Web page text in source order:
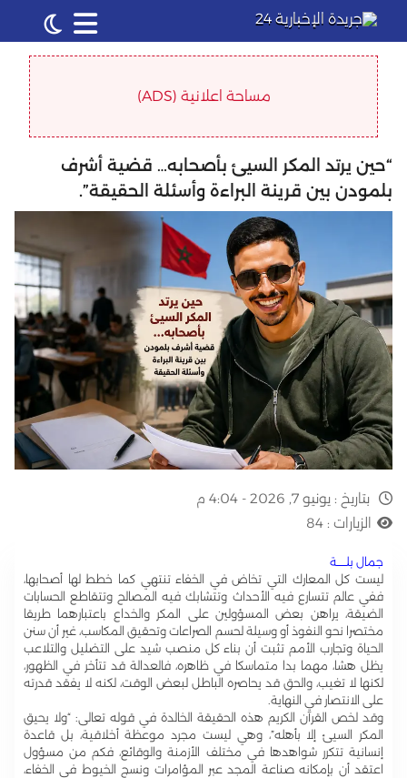
مساحة اعلانية (ADS)
“حين يرتد المكر السيئ بأصحابه… قضية أشرف
بلمودن بين قرينة البراءة وأسئلة الحقيقة”.
بتاريخ : يونيو 7, 2026 - 4:04 م
الزيارات : 84
جمال بلـــــة
ليست كل المعارك التي تخاض في الخفاء تنتهي كما خطط لها أصحابها،
ففي عالم تتسارع فيه الأحداث وتتشابك فيه المصالح وتتقاطع الحسابات
الضيقة، يراهن بعض المسؤولين على المكر والخداع باعتبارهما طريقا
مختصرا نحو النفوذ أو وسيلة لحسم الصراعات وتحقيق المكاسب، غير أن سنن
الحياة وتجارب الأمم تثبت أن بناء كل منصب شيد على التضليل والتلاعب
يظل هشا، مهما بدا متماسكا في ظاهره، فالعدالة قد تتأخر في الظهور،
لكنها لا تغيب، والحق قد يحاصره الباطل لبعض الوقت، لكنه لا يفقد قدرته
على الانتصار في النهاية.
وقد لخص القرآن الكريم هذه الحقيقة الخالدة في قوله تعالى: “ولا يحيق
المكر السيئ إلا بأهله”، وهي ليست مجرد موعظة أخلاقية، بل قاعدة
إنسانية تتكرر شواهدها في مختلف الأزمنة والوقائع، فكم من مسؤول
اعتقد أن بإمكانه صناعة المجد عبر المؤامرات ونسج الخيوط في الخفاء،